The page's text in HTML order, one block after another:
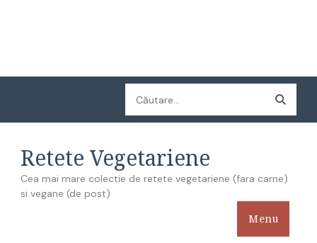
Caută
după:
Retete Vegetariene
Cea mai mare colectie de retete vegetariene (fara carne)
si vegane (de post)
Menu